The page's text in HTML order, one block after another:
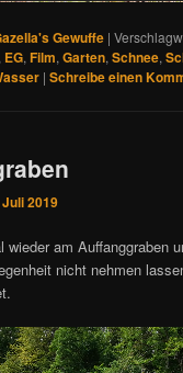
Gewuffe |
, EG,Film,Garten,Schnee,
|Schreibe einen
2019
wieder am Auffanggraben
nicht nehmen